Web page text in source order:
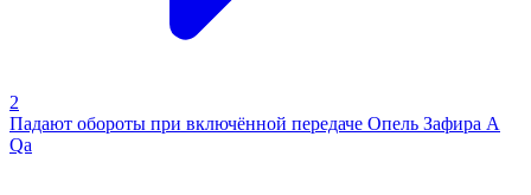
2
Падают обороты при включённой передаче Опель Зафира А
Qa